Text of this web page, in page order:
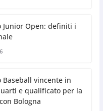
Junior Open: definiti i
Baseball vincente in
e qualificato per la
Bologna